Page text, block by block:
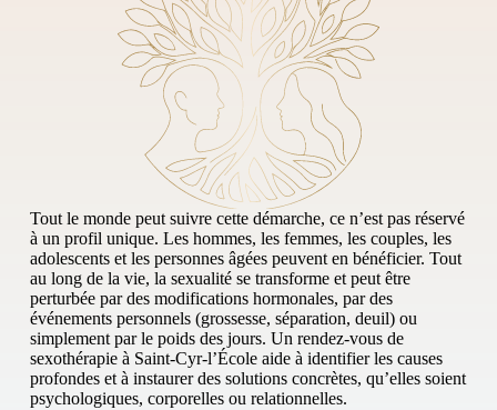
Tout le monde peut suivre cette démarche, ce n’est pas réservé
à un profil unique. Les hommes, les femmes, les couples, les
adolescents et les personnes âgées peuvent en bénéficier. Tout
au long de la vie, la sexualité se transforme et peut être
perturbée par des modifications hormonales, par des
événements personnels (grossesse, séparation, deuil) ou
simplement par le poids des jours. Un rendez-vous de
sexothérapie à Saint-Cyr-l’École aide à identifier les causes
profondes et à instaurer des solutions concrètes, qu’elles soient
psychologiques, corporelles ou relationnelles.